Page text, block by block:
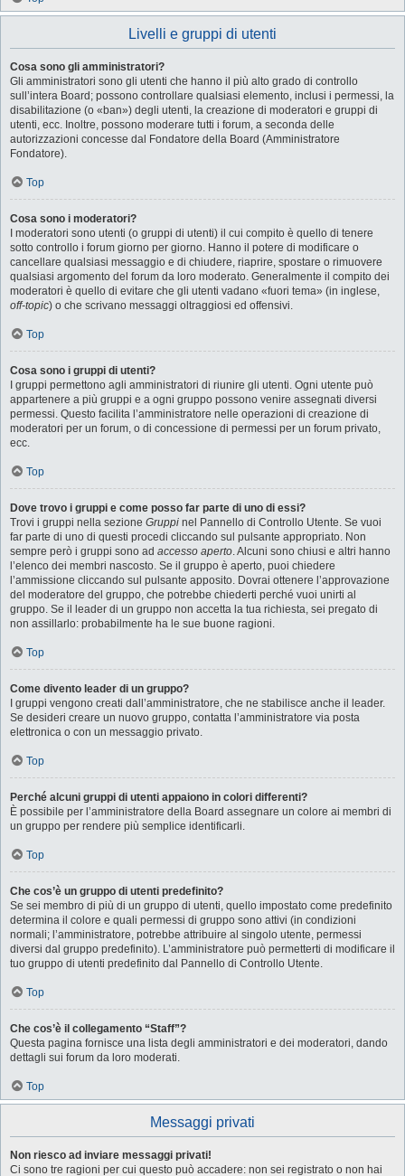
Livelli e gruppi di utenti
Cosa sono gli amministratori?
Gli amministratori sono gli utenti che hanno il più alto grado di controllo
sull’intera Board; possono controllare qualsiasi elemento, inclusi i permessi, la
disabilitazione (o «ban») degli utenti, la creazione di moderatori e gruppi di
utenti, ecc. Inoltre, possono moderare tutti i forum, a seconda delle
autorizzazioni concesse dal Fondatore della Board (Amministratore
Fondatore).
Top
Cosa sono i moderatori?
I moderatori sono utenti (o gruppi di utenti) il cui compito è quello di tenere
sotto controllo i forum giorno per giorno. Hanno il potere di modificare o
cancellare qualsiasi messaggio e di chiudere, riaprire, spostare o rimuovere
qualsiasi argomento del forum da loro moderato. Generalmente il compito dei
moderatori è quello di evitare che gli utenti vadano «fuori tema» (in inglese,
off-topic) o che scrivano messaggi oltraggiosi ed offensivi.
Top
Cosa sono i gruppi di utenti?
I gruppi permettono agli amministratori di riunire gli utenti. Ogni utente può
appartenere a più gruppi e a ogni gruppo possono venire assegnati diversi
permessi. Questo facilita l’amministratore nelle operazioni di creazione di
moderatori per un forum, o di concessione di permessi per un forum privato,
ecc.
Top
Dove trovo i gruppi e come posso far parte di uno di essi?
Trovi i gruppi nella sezione Gruppi nel Pannello di Controllo Utente. Se vuoi
far parte di uno di questi procedi cliccando sul pulsante appropriato. Non
sempre però i gruppi sono ad accesso aperto. Alcuni sono chiusi e altri hanno
l’elenco dei membri nascosto. Se il gruppo è aperto, puoi chiedere
l’ammissione cliccando sul pulsante apposito. Dovrai ottenere l’approvazione
del moderatore del gruppo, che potrebbe chiederti perché vuoi unirti al
gruppo. Se il leader di un gruppo non accetta la tua richiesta, sei pregato di
non assillarlo: probabilmente ha le sue buone ragioni.
Top
Come divento leader di un gruppo?
I gruppi vengono creati dall’amministratore, che ne stabilisce anche il leader.
Se desideri creare un nuovo gruppo, contatta l’amministratore via posta
elettronica o con un messaggio privato.
Top
Perché alcuni gruppi di utenti appaiono in colori differenti?
È possibile per l’amministratore della Board assegnare un colore ai membri di
un gruppo per rendere più semplice identificarli.
Top
Che cos’è un gruppo di utenti predefinito?
Se sei membro di più di un gruppo di utenti, quello impostato come predefinito
determina il colore e quali permessi di gruppo sono attivi (in condizioni
normali; l’amministratore, potrebbe attribuire al singolo utente, permessi
diversi dal gruppo predefinito). L’amministratore può permetterti di modificare il
tuo gruppo di utenti predefinito dal Pannello di Controllo Utente.
Top
Che cos’è il collegamento “Staff”?
Questa pagina fornisce una lista degli amministratori e dei moderatori, dando
dettagli sui forum da loro moderati.
Top
Messaggi privati
Non riesco ad inviare messaggi privati!
Ci sono tre ragioni per cui questo può accadere: non sei registrato o non hai